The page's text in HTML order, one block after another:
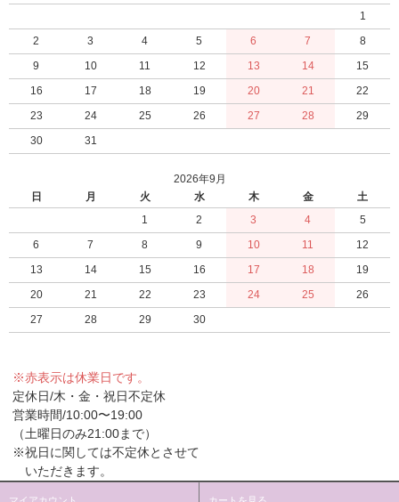
1
2
3 4 5 6 7
8
9
10 11 12 13 14
15
16
17 18 19 20 21
22
23
24 25 26 27 28
29
30
31
2026年9月
日
月 火 水 木 金
土
1
2 3 4
5
6
7 8 9 10 11
12
13
14 15 16 17 18
19
20
21 22 23 24 25
26
27
28 29 30
※赤表示は休業日です。
定休日/木・金・祝日不定休
営業時間/10:00〜19:00
（土曜日のみ21:00まで）
※祝日に関しては不定休とさせて
いただきます。